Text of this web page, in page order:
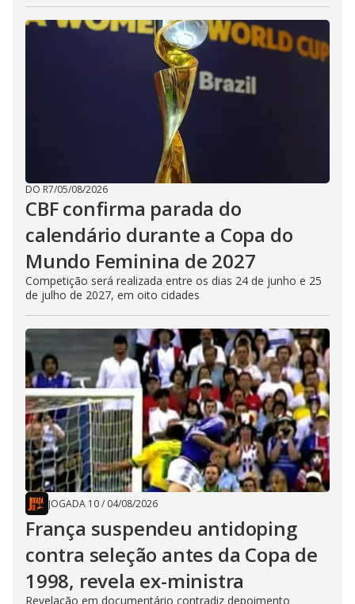
DO R7/05/08/2026
CBF confirma parada do
calendário durante a Copa do
Mundo Feminina de 2027
Competição será realizada entre os dias 24 de junho e 25
de julho de 2027, em oito cidades
JOGADA 10/ 04/08/2026
França suspendeu antidoping
contra seleção antes da Copa de
1998, revela ex-ministra
Revelação em documentário contradiz depoimento